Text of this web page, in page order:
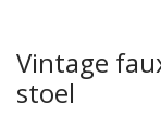
Vintage
stoel